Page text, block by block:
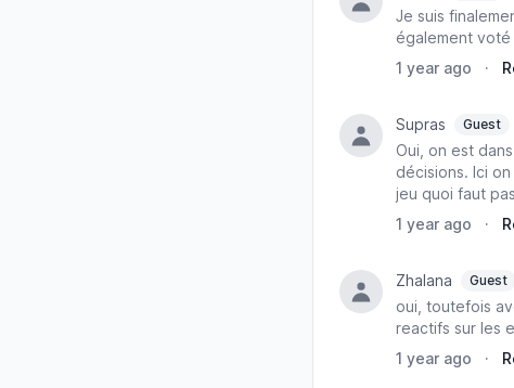
Je suis
également voté
1 year ago
·
Supras Guest
Oui, on est
décisions. Ici
jeu quoi faut
1 year ago
·
Zhalana Guest
oui, toutefois
reactifs sur les
1 year ago
·